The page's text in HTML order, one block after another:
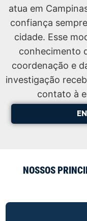
atua em
confiança
cidade. Esse
conhecimento
coordenação e
investigação
contato à
NOSSOS